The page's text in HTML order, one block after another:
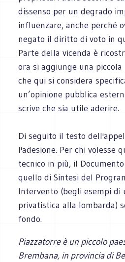
dissenso per un degrado
influenzare, anche perché
negato il diritto di voto in
Parte della vicenda è
ora si aggiunge una
che qui si considera
un’opinione pubblica
scrive che sia utile aderire.
Di seguito il testo
l'adesione. Per chi volesse
tecnico in più, il
quello di Sintesi del
Intervento (begli esempi di
privatistica alla lombarda)
fondo.
Piazzatorre è un piccolo
Brembana, in provincia di